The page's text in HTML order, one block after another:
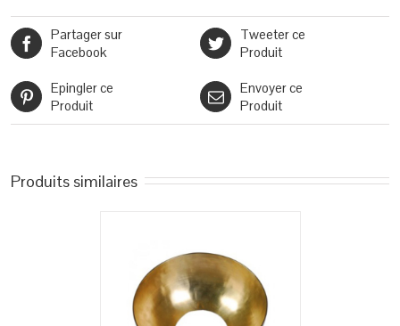
Partager sur
Facebook
Tweeter ce
Produit
Epingler ce
Produit
Envoyer ce
Produit
Produits similaires